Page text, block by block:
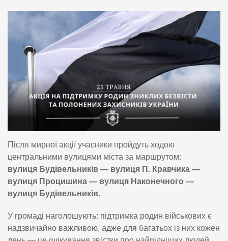
Після мирної акції учасники пройдуть ходою
центральними вулицями міста за маршрутом:
вулиця Будівельників — вулиця П. Кравчика —
вулиця Процишина — вулиця Наконечного —
вулиця Будівельників.
У громаді наголошують: підтримка родин військових є
надзвичайно важливою, адже для багатьох із них кожен